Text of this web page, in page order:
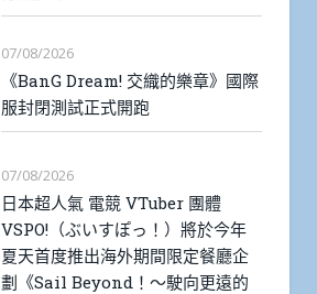
07/08/2026
《BanG Dream! 交織的樂章》國際
服封閉測試正式開跑
07/08/2026
日本超人氣 電競 VTuber 團體
VSPO!（ぶいすぽっ！）將於今年
夏天首度推出海外期間限定餐廳企
劃《Sail Beyond！～駛向更遠的